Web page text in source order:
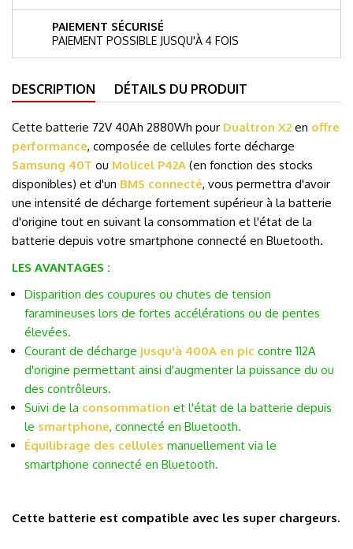
PAIEMENT SÉCURISÉ
PAIEMENT POSSIBLE JUSQU'À 4 FOIS
DESCRIPTION DÉTAILS DU PRODUIT
Cette batterie 72V 40Ah 2880Wh pour Dualtron X2 en offre
performance, composée de cellules forte décharge
Samsung 40T ou Molicel P42A (en fonction des stocks
disponibles) et d'un BMS connecté, vous permettra d'avoir
une intensité de décharge fortement supérieur à la batterie
d'origine tout en suivant la consommation et l'état de la
batterie depuis votre smartphone connecté en Bluetooth.
LES AVANTAGES :
Disparition des coupures ou chutes de tension
faramineuses lors de fortes accélérations ou de pentes
élevées.
Courant de décharge jusqu'à 400A en pic contre 112A
d'origine permettant ainsi d'augmenter la puissance du ou
des contrôleurs.
Suivi de la consommation et l'état de la batterie depuis
le smartphone, connecté en Bluetooth.
Équilibrage des cellules manuellement via le
smartphone connecté en Bluetooth.
Cette batterie est compatible avec les super chargeurs.